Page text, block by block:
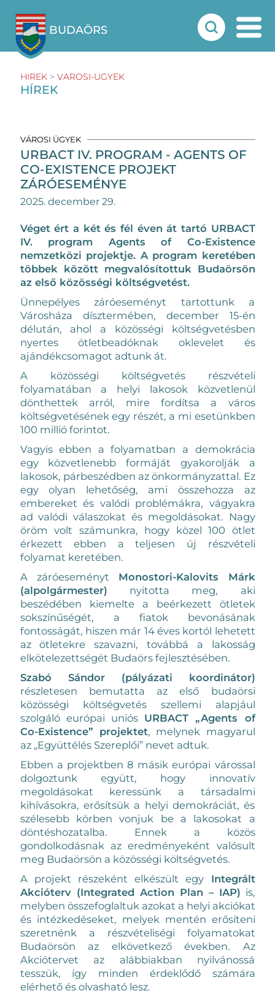
BUDAÖRS
HIREK > VAROSI-UGYEK
HÍREK
VÁROSI ÜGYEK
URBACT IV. PROGRAM - AGENTS OF
CO-EXISTENCE PROJEKT
ZÁRÓESEMÉNYE
2025. december 29.
Véget ért a két és fél éven át tartó URBACT
IV. program Agents of Co-Existence
nemzetközi projektje. A program keretében
többek között megvalósítottuk Budaörsön
az első közösségi költségvetést.
Ünnepélyes záróeseményt tartottunk a
Városháza dísztermében, december 15-én
délután, ahol a közösségi költségvetésben
nyertes ötletbeadóknak oklevelet és
ajándékcsomagot adtunk át.
A közösségi költségvetés részvételi
folyamatában a helyi lakosok közvetlenül
dönthettek arról, mire fordítsa a város
költségvetésének egy részét, a mi esetünkben
100 millió forintot.
Vagyis ebben a folyamatban a demokrácia
egy közvetlenebb formáját gyakorolják a
lakosok, párbeszédben az önkormányzattal. Ez
egy olyan lehetőség, ami összehozza az
embereket és valódi problémákra, vágyakra
ad valódi válaszokat és megoldásokat. Nagy
öröm volt számunkra, hogy közel 100 ötlet
érkezett ebben a teljesen új részvételi
folyamat keretében.
A záróeseményt Monostori-Kalovits Márk
(alpolgármester) nyitotta meg, aki
beszédében kiemelte a beérkezett ötletek
sokszínűségét, a fiatok bevonásának
fontosságát, hiszen már 14 éves kortól lehetett
az ötletekre szavazni, továbbá a lakosság
elkötelezettségét Budaörs fejlesztésében.
Szabó Sándor (pályázati koordinátor)
részletesen bemutatta az első budaörsi
közösségi költségvetés szellemi alapjául
szolgáló európai uniós URBACT „Agents of
Co-Existence” projektet, melynek magyarul
az „Együttélés Szereplői” nevet adtuk.
Ebben a projektben 8 másik európai várossal
dolgoztunk együtt, hogy innovatív
megoldásokat keressünk a társadalmi
kihívásokra, erősítsük a helyi demokráciát, és
szélesebb körben vonjuk be a lakosokat a
döntéshozatalba. Ennek a közös
gondolkodásnak az eredményeként valósult
meg Budaörsön a közösségi költségvetés.
A projekt részeként elkészült egyIntegrált
Akcióterv (Integrated Action Plan – IAP) is,
melyben összefoglaltuk azokat a helyi akciókat
és intézkedéseket, melyek mentén erősíteni
szeretnénk a részvételiségi folyamatokat
Budaörsön az elkövetkező években. Az
Akciótervet az alábbiakban nyilvánossá
tesszük, így minden érdeklődő számára
elérhető és olvasható lesz.